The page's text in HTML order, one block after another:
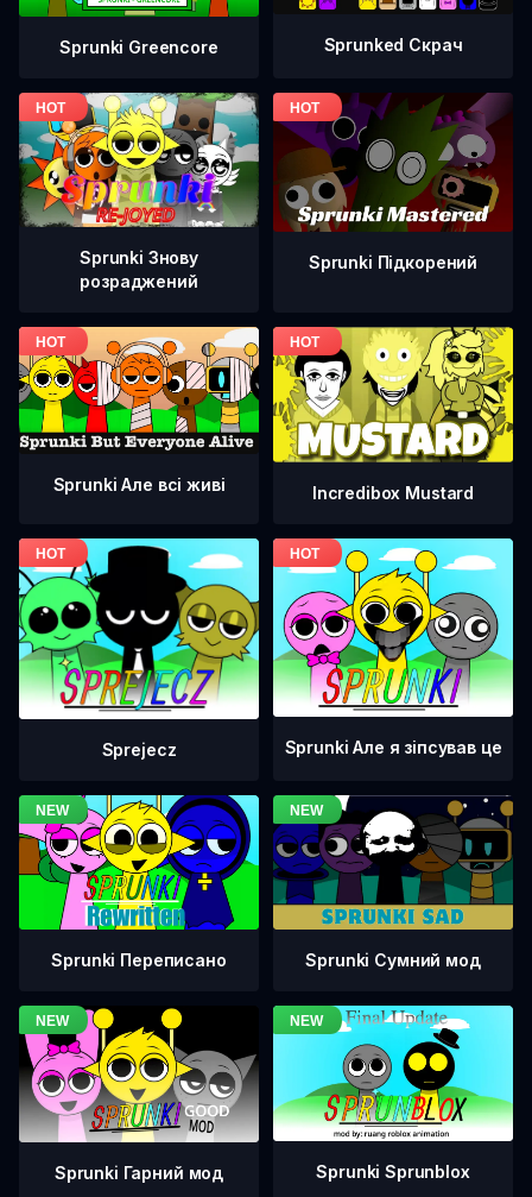
Sprunki Greencore Sprunked Скрач
Sprunki Знову
розраджений
Sprunki Підкорений
Sprunki Але всі живі Incredibox Mustard
Sprejecz Sprunki Але я зіпсував це
Sprunki Переписано Sprunki Сумний мод
Sprunki Гарний мод Sprunki Sprunblox